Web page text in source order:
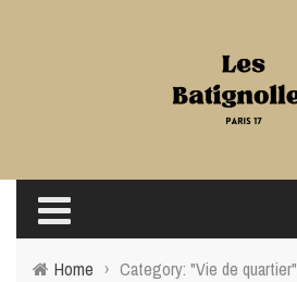
Home › Category: "Vie de quartier"